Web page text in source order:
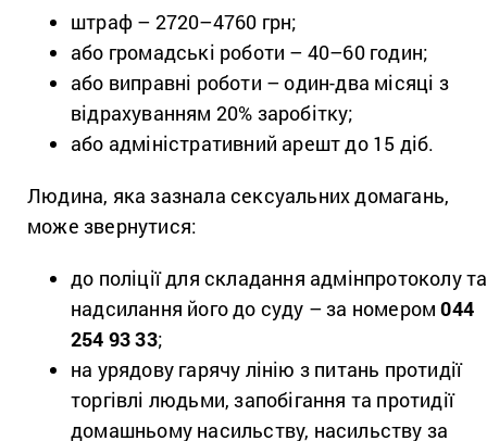
штраф – 2720–4760 грн;
або громадські роботи – 40–60 годин;
або виправні роботи – один-два місяці з
відрахуванням 20% заробітку;
або адміністративний арешт до 15 діб.
Людина, яка зазнала сексуальних домагань,
може звернутися:
до поліції для складання адмінпротоколу та
надсилання його до суду – за номером044
254 93 33;
на урядову гарячу лінію з питань протидії
торгівлі людьми, запобігання та протидії
домашньому насильству, насильству за